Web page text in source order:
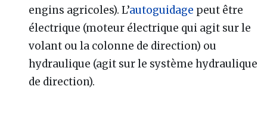
engins agricoles). L’autoguidage peut être
électrique (moteur électrique qui agit sur le
volant ou la colonne de direction) ou
hydraulique (agit sur le système hydraulique
de direction).